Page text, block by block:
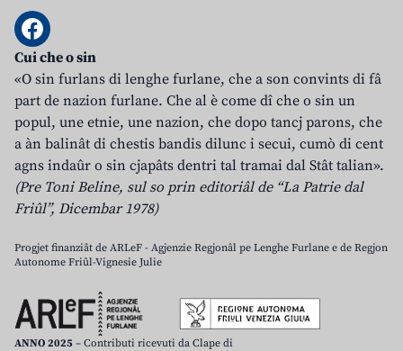
Cui che o sin
«O sin furlans di lenghe furlane, che a son convints di fâ
part de nazion furlane. Che al è come dî che o sin un
popul, une etnie, une nazion, che dopo tancj parons, che
a àn balinât di chestis bandis dilunc i secui, cumò di cent
agns indaûr o sin cjapâts dentri tal tramai dal Stât talian».
(Pre Toni Beline, sul so prin editoriâl de “La Patrie dal
Friûl”, Dicembar 1978)
Progjet finanziât de ARLeF - Agjenzie Regjonâl pe Lenghe Furlane e de Regjon
Autonome Friûl-Vignesie Julie
ANNO 2025 – Contributi ricevuti da Clape di